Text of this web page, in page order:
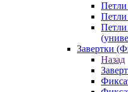
Петли
Завертки
Назад